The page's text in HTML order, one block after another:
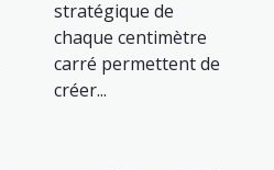
stratégique de
chaque centimètre
carré permettent de
créer...